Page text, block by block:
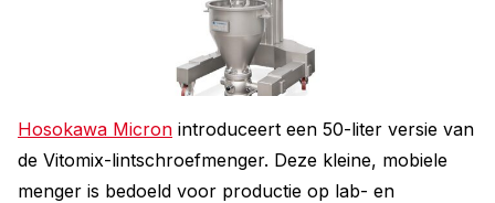
Hosokawa Micron introduceert een 50-liter versie van
de Vitomix-lintschroefmenger. Deze kleine, mobiele
menger is bedoeld voor productie op lab- en